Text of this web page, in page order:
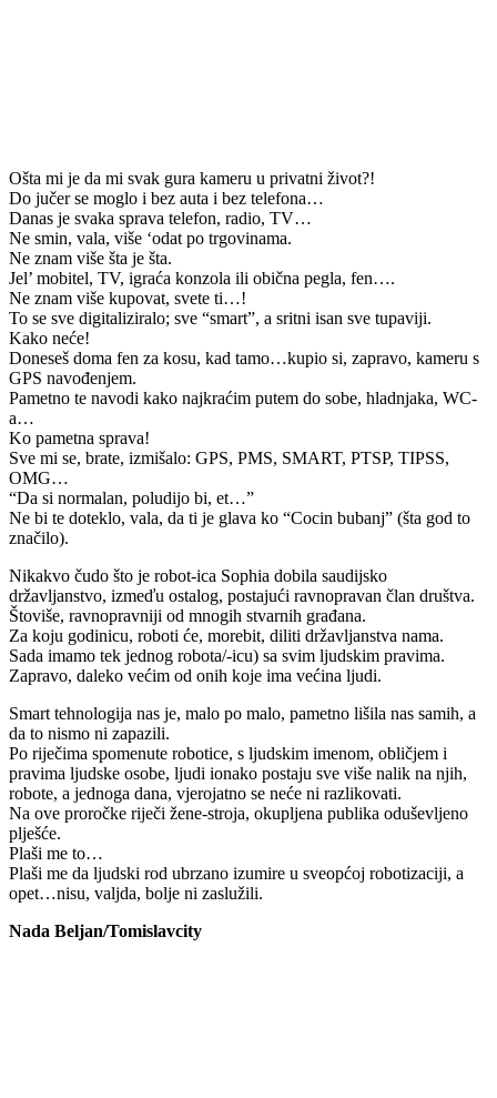
Ošta mi je da mi svak gura kameru u privatni život?!
Do jučer se moglo i bez auta i bez telefona…
Danas je svaka sprava telefon, radio, TV…
Ne smin, vala, više ‘odat po trgovinama.
Ne znam više šta je šta.
Jel’ mobitel, TV, igraća konzola ili obična pegla, fen….
Ne znam više kupovat, svete ti…!
To se sve digitaliziralo; sve “smart”, a sritni isan sve tupaviji.
Kako neće!
Doneseš doma fen za kosu, kad tamo…kupio si, zapravo, kameru s
GPS navođenjem.
Pametno te navodi kako najkraćim putem do sobe, hladnjaka, WC-
a…
Ko pametna sprava!
Sve mi se, brate, izmišalo: GPS, PMS, SMART, PTSP, TIPSS,
OMG…
“Da si normalan, poludijo bi, et…”
Ne bi te doteklo, vala, da ti je glava ko “Cocin bubanj” (šta god to
značilo).
Nikakvo čudo što je robot-ica Sophia dobila saudijsko
državljanstvo, izmeďu ostalog, postajući ravnopravan član društva.
Štoviše, ravnopravniji od mnogih stvarnih građana.
Za koju godinicu, roboti će, morebit, diliti državljanstva nama.
Sada imamo tek jednog robota/-icu) sa svim ljudskim pravima.
Zapravo, daleko većim od onih koje ima većina ljudi.
Smart tehnologija nas je, malo po malo, pametno lišila nas samih, a
da to nismo ni zapazili.
Po riječima spomenute robotice, s ljudskim imenom, obličjem i
pravima ljudske osobe, ljudi ionako postaju sve više nalik na njih,
robote, a jednoga dana, vjerojatno se neće ni razlikovati.
Na ove proročke riječi žene-stroja, okupljena publika oduševljeno
plješće.
Plaši me to…
Plaši me da ljudski rod ubrzano izumire u sveopćoj robotizaciji, a
opet…nisu, valjda, bolje ni zaslužili.
Nada Beljan/Tomislavcity